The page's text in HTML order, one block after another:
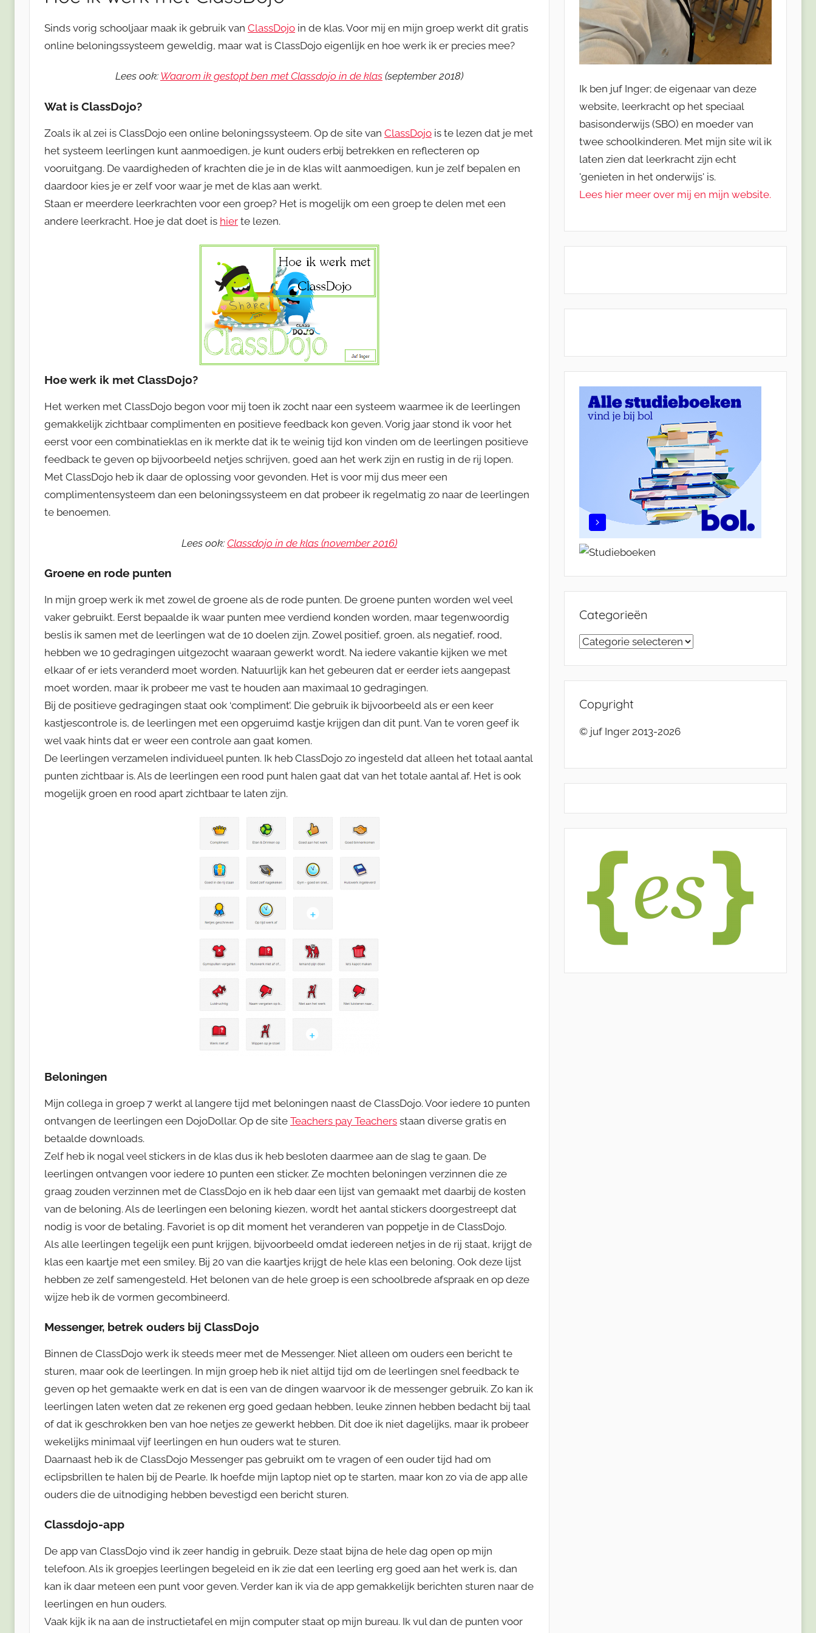
Sinds vorig schooljaar maak ik gebruik van ClassDojo in de klas. Voor mij en mijn groep werkt dit gratis
online beloningssysteem geweldig, maar wat is ClassDojo eigenlijk en hoe werk ik er precies mee?
Lees ook: Waarom ik gestopt ben met Classdojo in de klas(september 2018)
Wat is ClassDojo?
Zoals ik al zei is ClassDojo een online beloningssysteem. Op de site van ClassDojo is te lezen dat je met
het systeem leerlingen kunt aanmoedigen, je kunt ouders erbij betrekken en reflecteren op
vooruitgang. De vaardigheden of krachten die je in de klas wilt aanmoedigen, kun je zelf bepalen en
daardoor kies je er zelf voor waar je met de klas aan werkt.
Staan er meerdere leerkrachten voor een groep? Het is mogelijk om een groep te delen met een
andere leerkracht. Hoe je dat doet is hier te lezen.
Hoe werk ik met ClassDojo?
Het werken met ClassDojo begon voor mij toen ik zocht naar een systeem waarmee ik de leerlingen
gemakkelijk zichtbaar complimenten en positieve feedback kon geven. Vorig jaar stond ik voor het
eerst voor een combinatieklas en ik merkte dat ik te weinig tijd kon vinden om de leerlingen positieve
feedback te geven op bijvoorbeeld netjes schrijven, goed aan het werk zijn en rustig in de rij lopen.
Met ClassDojo heb ik daar de oplossing voor gevonden. Het is voor mij dus meer een
complimentensysteem dan een beloningssysteem en dat probeer ik regelmatig zo naar de leerlingen
te benoemen.
Lees ook: Classdojo in de klas (november 2016)
Groene en rode punten
In mijn groep werk ik met zowel de groene als de rode punten. De groene punten worden wel veel
vaker gebruikt. Eerst bepaalde ik waar punten mee verdiend konden worden, maar tegenwoordig
beslis ik samen met de leerlingen wat de 10 doelen zijn. Zowel positief, groen, als negatief, rood,
hebben we 10 gedragingen uitgezocht waaraan gewerkt wordt. Na iedere vakantie kijken we met
elkaar of er iets veranderd moet worden. Natuurlijk kan het gebeuren dat er eerder iets aangepast
moet worden, maar ik probeer me vast te houden aan maximaal 10 gedragingen.
Bij de positieve gedragingen staat ook ‘compliment’. Die gebruik ik bijvoorbeeld als er een keer
kastjescontrole is, de leerlingen met een opgeruimd kastje krijgen dan dit punt. Van te voren geef ik
wel vaak hints dat er weer een controle aan gaat komen.
De leerlingen verzamelen individueel punten. Ik heb ClassDojo zo ingesteld dat alleen het totaal aantal
punten zichtbaar is. Als de leerlingen een rood punt halen gaat dat van het totale aantal af. Het is ook
mogelijk groen en rood apart zichtbaar te laten zijn.
Beloningen
Mijn collega in groep 7 werkt al langere tijd met beloningen naast de ClassDojo. Voor iedere 10 punten
ontvangen de leerlingen een DojoDollar. Op de site Teachers pay Teachers staan diverse gratis en
betaalde downloads.
Zelf heb ik nogal veel stickers in de klas dus ik heb besloten daarmee aan de slag te gaan. De
leerlingen ontvangen voor iedere 10 punten een sticker. Ze mochten beloningen verzinnen die ze
graag zouden verzinnen met de ClassDojo en ik heb daar een lijst van gemaakt met daarbij de kosten
van de beloning. Als de leerlingen een beloning kiezen, wordt het aantal stickers doorgestreept dat
nodig is voor de betaling. Favoriet is op dit moment het veranderen van poppetje in de ClassDojo.
Als alle leerlingen tegelijk een punt krijgen, bijvoorbeeld omdat iedereen netjes in de rij staat, krijgt de
klas een kaartje met een smiley. Bij 20 van die kaartjes krijgt de hele klas een beloning. Ook deze lijst
hebben ze zelf samengesteld. Het belonen van de hele groep is een schoolbrede afspraak en op deze
wijze heb ik de vormen gecombineerd.
Messenger, betrek ouders bij ClassDojo
Binnen de ClassDojo werk ik steeds meer met de Messenger. Niet alleen om ouders een bericht te
sturen, maar ook de leerlingen. In mijn groep heb ik niet altijd tijd om de leerlingen snel feedback te
geven op het gemaakte werk en dat is een van de dingen waarvoor ik de messenger gebruik. Zo kan ik
leerlingen laten weten dat ze rekenen erg goed gedaan hebben, leuke zinnen hebben bedacht bij taal
of dat ik geschrokken ben van hoe netjes ze gewerkt hebben. Dit doe ik niet dagelijks, maar ik probeer
wekelijks minimaal vijf leerlingen en hun ouders wat te sturen.
Daarnaast heb ik de ClassDojo Messenger pas gebruikt om te vragen of een ouder tijd had om
eclipsbrillen te halen bij de Pearle. Ik hoefde mijn laptop niet op te starten, maar kon zo via de app alle
ouders die de uitnodiging hebben bevestigd een bericht sturen.
Classdojo-app
De app van ClassDojo vind ik zeer handig in gebruik. Deze staat bijna de hele dag open op mijn
telefoon. Als ik groepjes leerlingen begeleid en ik zie dat een leerling erg goed aan het werk is, dan
kan ik daar meteen een punt voor geven. Verder kan ik via de app gemakkelijk berichten sturen naar de
leerlingen en hun ouders.
Vaak kijk ik na aan de instructietafel en mijn computer staat op mijn bureau. Ik vul dan de punten voor
Ik ben juf Inger; de eigenaar van deze
website, leerkracht op het speciaal
basisonderwijs (SBO) en moeder van
twee schoolkinderen. Met mijn site wil ik
laten zien dat leerkracht zijn echt
'genieten in het onderwijs' is.
Lees hier meer over mij en mijn website.
Categorieën
Categorieën
Copyright
© juf Inger 2013-2026